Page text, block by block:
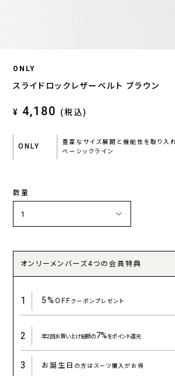
ONLY
スライドロックレザーベルト ブラウン
¥ 4,180 (税込)
ONLY
豊富なサイズ展開と機能性を取り入れ
ベーシックライン
数量
オンリーメンバーズ4つの会員特典
1 5%OFFクーポンプレゼント
2 年2回お買い上げ総額の7%をポイント還元
3 お誕生日 の方はスーツ購入がお得